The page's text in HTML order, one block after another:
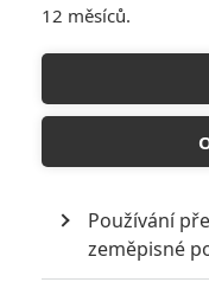
8
6
8
12 měsíců.
Používání
zeměpisné